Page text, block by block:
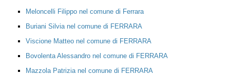
Meloncelli Filippo nel comune di Ferrara
Buriani Silvia nel comune di FERRARA
Viscione Matteo nel comune di FERRARA
Bovolenta Alessandro nel comune di FERRARA
Mazzola Patrizia nel comune di FERRARA